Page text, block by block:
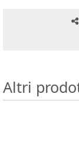
Altri